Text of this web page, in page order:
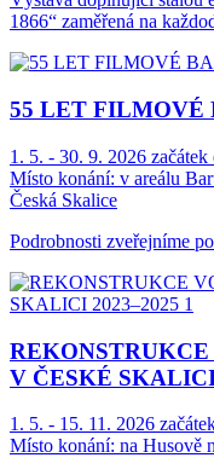
1866“ zaměřená na
55 LET FILMOVÉ
1. 5. - 30. 9. 2026 začátek
Místo konání: v areálu
Česká Skalice
Podrobnosti zveřejníme
V ČESKÉ SKALICI
1. 5. - 15. 11. 2026
Místo konání: na Husově